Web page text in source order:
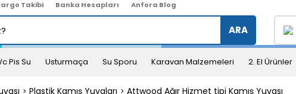
Takibi Banka Hesapları Anfora Blog
ARA
Pis Su Usturmaça Su Sporu Karavan Malzemeleri 2. El Ürünler
Plastik Kamış Yuvaları Attwood Ağır Hizmet tipi Kamış Yuvası